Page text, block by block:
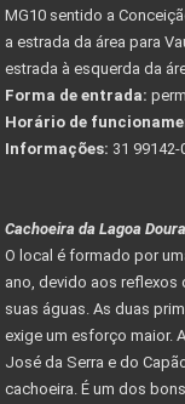
MG10 sentido a
a estrada da área para
estrada à esquerda da
Forma de entrada:
Horário de
Informações: 31 99142-
Cachoeira da Lagoa
O local é formado por
ano, devido aos reflexos
suas águas. As duas
exige um esforço maior.
José da Serra e do
cachoeira. É um dos